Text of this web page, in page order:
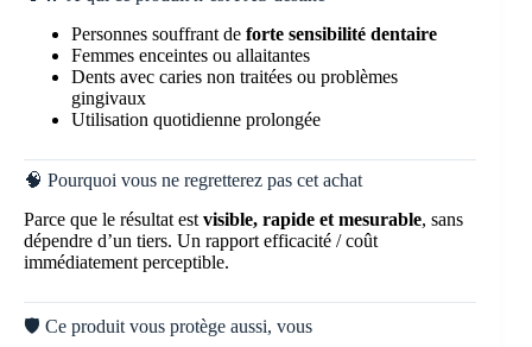
Personnes souffrant de forte sensibilité dentaire
Femmes enceintes ou allaitantes
Dents avec caries non traitées ou problèmes
gingivaux
Utilisation quotidienne prolongée
🧠 Pourquoi vous ne regretterez pas cet achat
Parce que le résultat est visible, rapide et mesurable, sans
dépendre d’un tiers. Un rapport efficacité / coût
immédiatement perceptible.
🛡️ Ce produit vous protège aussi, vous